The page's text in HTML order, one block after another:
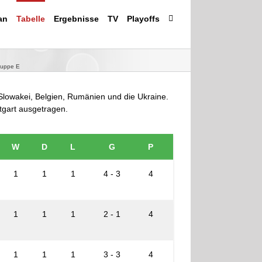
Tabelle Ergebnisse TV Playoffs
E
Belgien, Rumänien und die Ukraine.
ausgetragen.
W D L G P
1 1 1 4 - 3 4
1 1 1 2 - 1 4
1 1 1 3 - 3 4